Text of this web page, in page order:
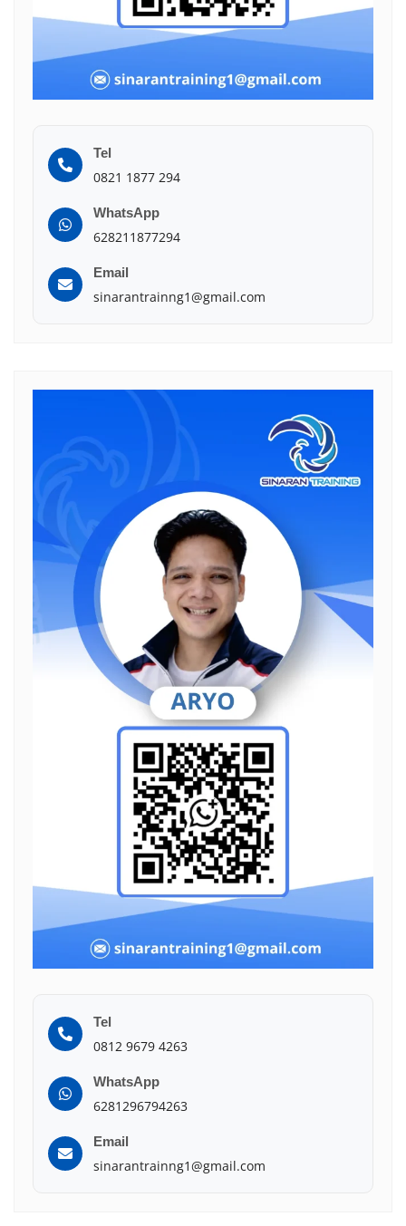
Tel
0821 1877 294
WhatsApp
628211877294
Email
sinarantrainng1@gmail.com
Tel
0812 9679 4263
WhatsApp
6281296794263
Email
sinarantrainng1@gmail.com